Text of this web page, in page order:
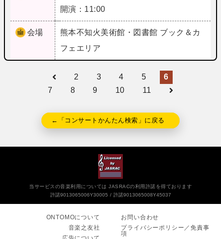
開演：11:00
会場 熊本不知火美術館・図書館 ブック＆カ
フェエリア
2 3 4 5
6
7
8 9 10 11
←「コンサートかんたん検索」に戻る
当サービスの音楽利用については JASRACの利用許諾を得ております
許諾9013065006Y30005
許諾9013065008Y45037
ONTOMOについて
音楽之友社
お問い合わせ
プライバシーポリシー／免責事
項